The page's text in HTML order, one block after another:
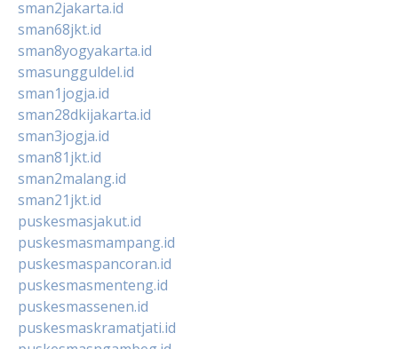
sman2jakarta.id
sman68jkt.id
sman8yogyakarta.id
smasungguldel.id
sman1jogja.id
sman28dkijakarta.id
sman3jogja.id
sman81jkt.id
sman2malang.id
sman21jkt.id
puskesmasjakut.id
puskesmasmampang.id
puskesmaspancoran.id
puskesmasmenteng.id
puskesmassenen.id
puskesmaskramatjati.id